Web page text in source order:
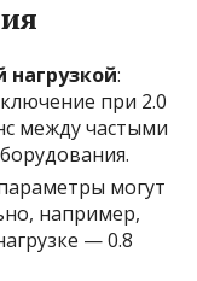
нагрузкой:
при 2.0
между частыми
могут
например,
— 0.8